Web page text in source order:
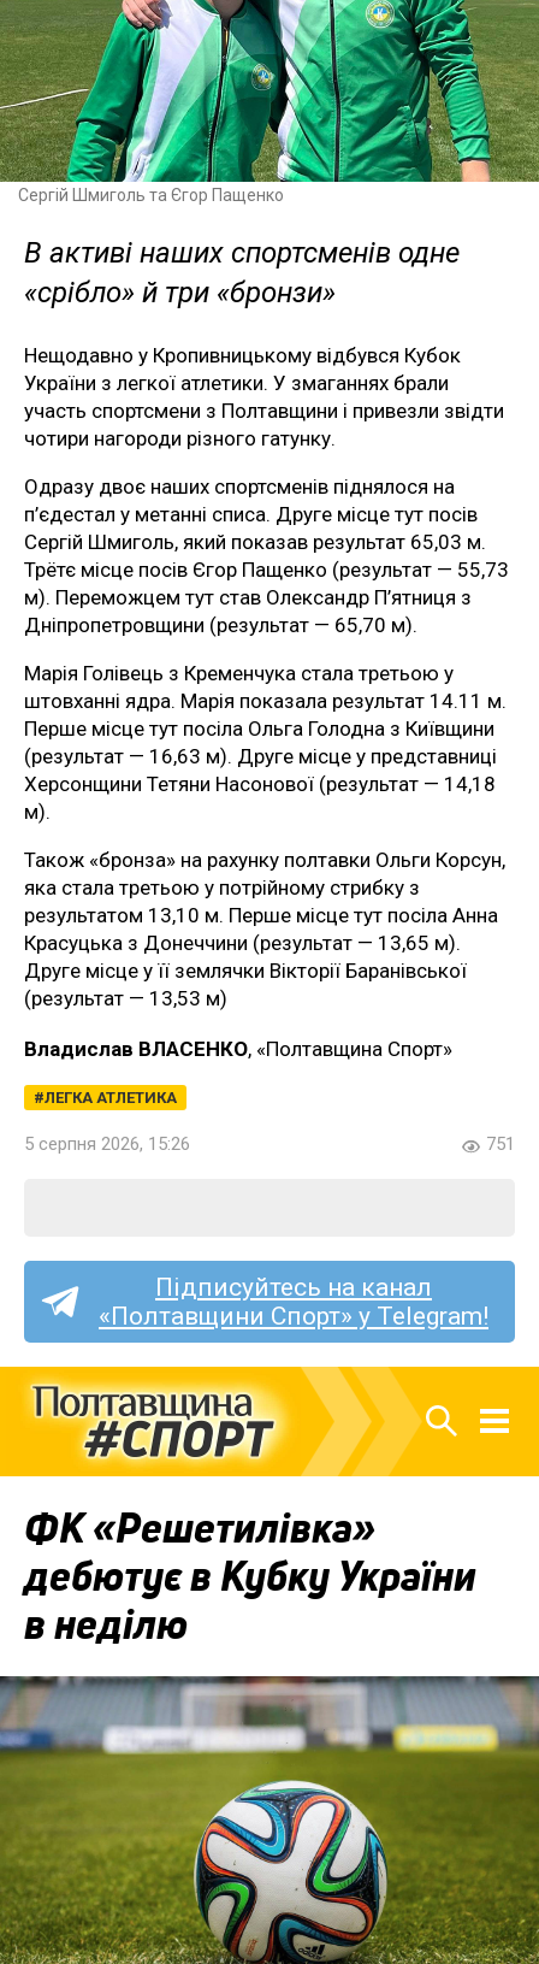
Сергій Шмиголь та Єгор Пащенко
В активі наших спортсменів одне
«срібло» й три «бронзи»
Нещодавно у Кропивницькому відбувся Кубок
України з легкої атлетики. У змаганнях брали
участь спортсмени з Полтавщини і привезли звідти
чотири нагороди різного гатунку.
Одразу двоє наших спортсменів піднялося на
п’єдестал у метанні списа. Друге місце тут посів
Сергій Шмиголь, який показав результат 65,03 м.
Трётє місце посів Єгор Пащенко (результат — 55,73
м). Переможцем тут став Олександр П’ятниця з
Дніпропетровщини (результат — 65,70 м).
Марія Голівець з Кременчука стала третьою у
штовханні ядра. Марія показала результат 14.11 м.
Перше місце тут посіла Ольга Голодна з Київщини
(результат — 16,63 м). Друге місце у представниці
Херсонщини Тетяни Насонової (результат — 14,18
м).
Також «бронза» на рахунку полтавки Ольги Корсун,
яка стала третьою у потрійному стрибку з
результатом 13,10 м. Перше місце тут посіла Анна
Красуцька з Донеччини (результат — 13,65 м).
Друге місце у її землячки Вікторії Баранівської
(результат — 13,53 м)
Владислав ВЛАСЕНКО, «Полтавщина Спорт»
ЛЕГКА АТЛЕТИКА
5 серпня 2026, 15:26 751
Підписуйтесь на канал
«Полтавщини Спорт» у Telegram!
ФК «Решетилівка»
дебютує в Кубку України
в неділю